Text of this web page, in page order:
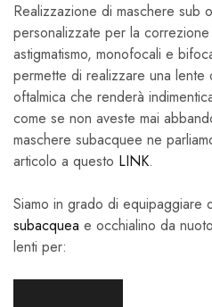
Realizzazione di maschere sub
personalizzate per la
astigmatismo, monofocali e
permette di realizzare una
oftalmica che renderà
come se non aveste mai
maschere subacquee ne
articolo a questo LINK.
Siamo in grado di equipaggiare
subacquea e occhialino da
lenti per: